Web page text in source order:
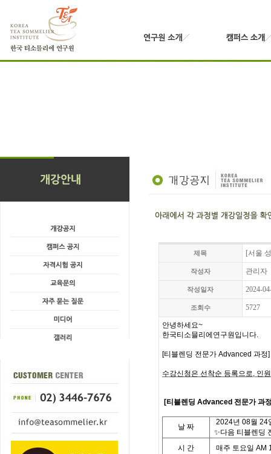
제목 [서울
작성자 관리자
작성일자 2024-
조회수 5727
안녕하세요~
한국티소믈리에연구원입니다.
[티블렌딩 전문가 Advanced 과정
수강신청은 선착순 등록으로, 인
[티블렌딩 Advanced 전문가 과
날 짜
2024년 08월 24
✨다음 티블렌딩
시
간 매주 토요일 AM